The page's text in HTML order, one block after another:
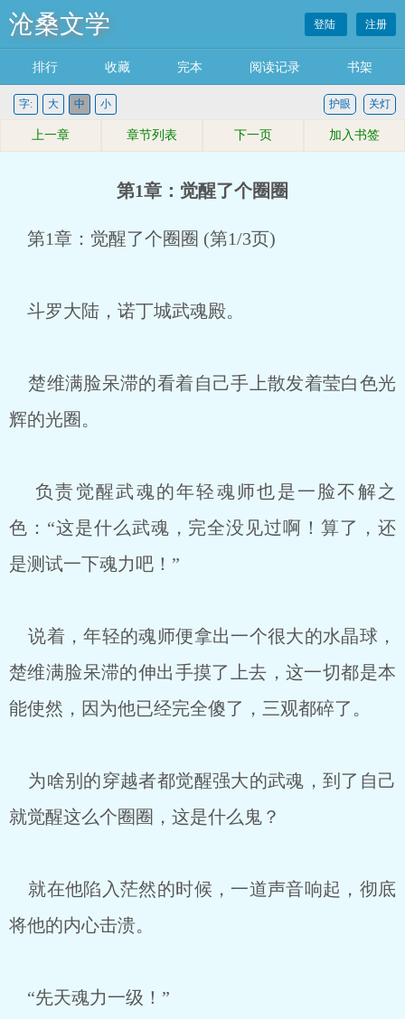
沧桑文学 登陆 注册
排行 收藏 完本 阅读记录 书架
字: 大 中 小 关灯
护眼
上一章 章节列表 下一页 加入书签
第1章：觉醒了个圈圈
第1章：觉醒了个圈圈 (第1/3页)
斗罗大陆，诺丁城武魂殿。
楚维满脸呆滞的看着自己手上散发着莹白色光
辉的光圈。
负责觉醒武魂的年轻魂师也是一脸不解之
色：“这是什么武魂，完全没见过啊！算了，还
是测试一下魂力吧！”
说着，年轻的魂师便拿出一个很大的水晶球，
楚维满脸呆滞的伸出手摸了上去，这一切都是本
能使然，因为他已经完全傻了，三观都碎了。
为啥别的穿越者都觉醒强大的武魂，到了自己
就觉醒这么个圈圈，这是什么鬼？
就在他陷入茫然的时候，一道声音响起，彻底
将他的内心击溃。
“先天魂力一级！”